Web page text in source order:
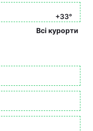
+33°
Всі курорти